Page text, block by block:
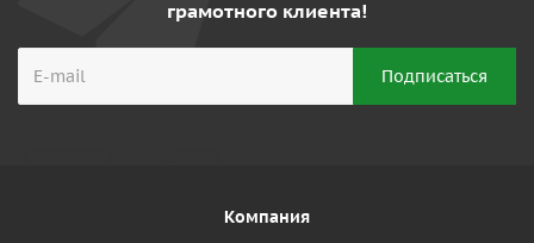
грамотного клиента!
Компания